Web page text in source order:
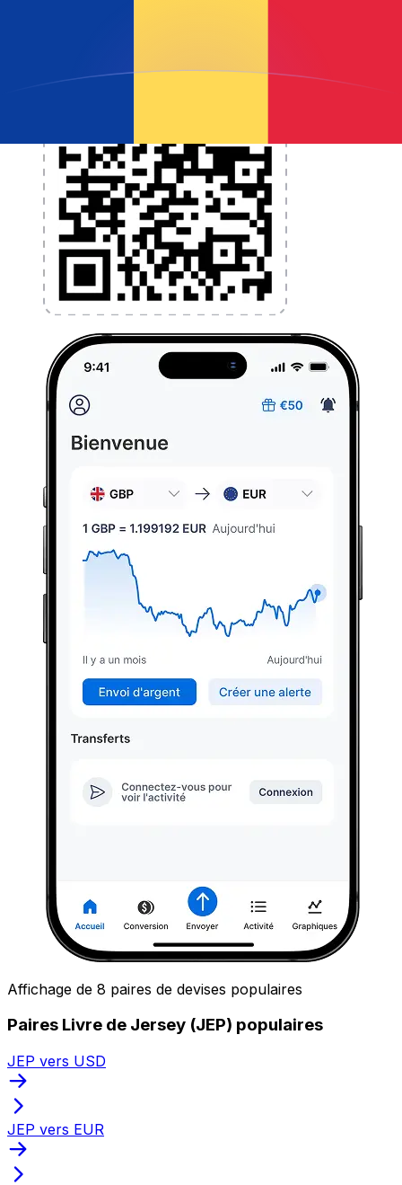
Affichage de 8 paires de devises populaires
Paires Livre de Jersey (JEP) populaires
JEP vers USD
JEP vers EUR